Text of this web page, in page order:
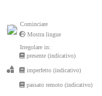
Cominciare
Mostra lingue
Irregolare in:
presente (indicativo)
imperfetto (indicativo)
passato remoto (indicativo)